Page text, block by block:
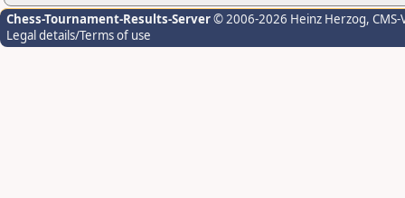
Chess-Tournament-Results-Server© 2006-2026 Heinz Herzog,
Legal details/Terms of use